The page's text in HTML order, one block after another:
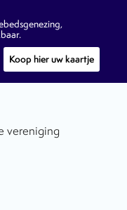
Koop hier uw kaartje
vereniging